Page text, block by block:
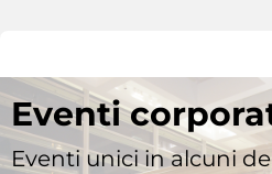
Eventi
Eventi unici in alcuni